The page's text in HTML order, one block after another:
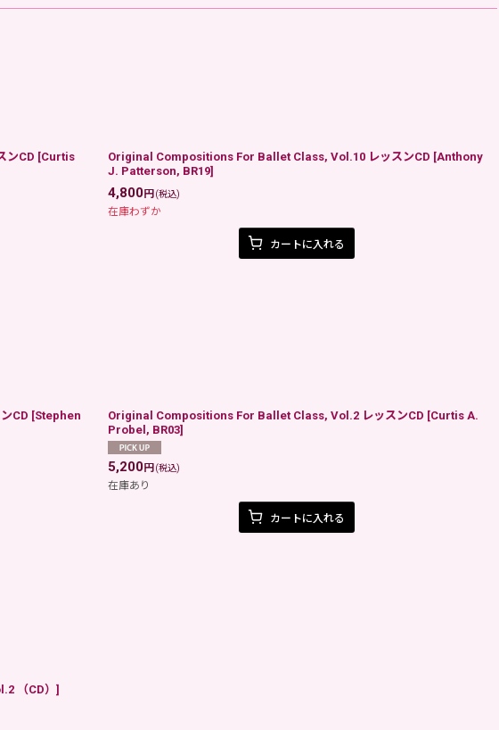
ンCD [Curtis
Original Compositions For Ballet Class, Vol.10 レッスンCD [Anthony
J. Patterson, BR19]
4,800円(税込)
在庫わずか
カートに入れる
CD [Stephen
Original Compositions For Ballet Class, Vol.2 レッスンCD [Curtis A.
Probel, BR03]
5,200円(税込)
在庫あり
カートに入れる
（CD） ]